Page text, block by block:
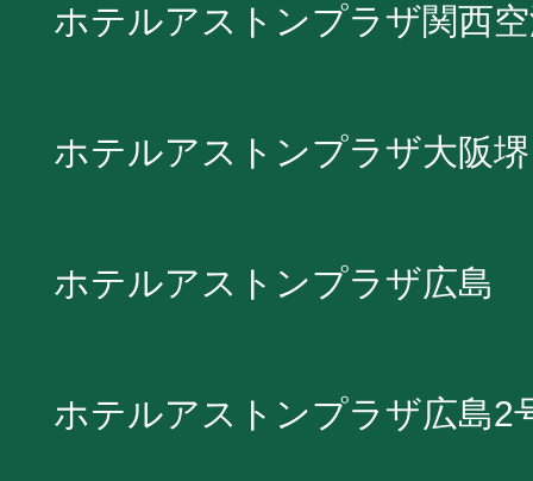
ホテルアストンプラザ関西
ホテルアストンプラザ大阪堺
ホテルアストンプラザ広島
ホテルアストンプラザ広島2